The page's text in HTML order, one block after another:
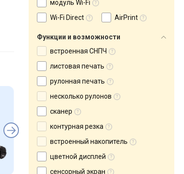
модуль Wi-Fi
Wi-Fi Direct
AirPrint
Функции и возможности
встроенная СНПЧ
листовая печать
рулонная печать
несколько рулонов
сканер
контурная резка
встроенный накопитель
цветной дисплей
сенсорный экран